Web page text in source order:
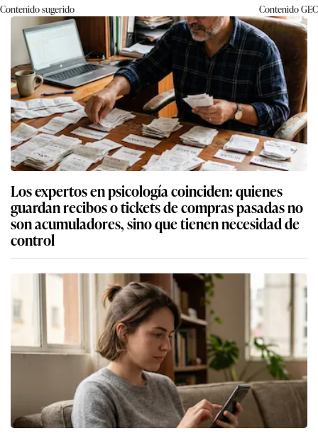
Contenido sugerido ContenidoGEC
Los expertos en psicología coinciden: quienes
guardan recibos o tickets de compras pasadas no
son acumuladores, sino que tienen necesidad de
control